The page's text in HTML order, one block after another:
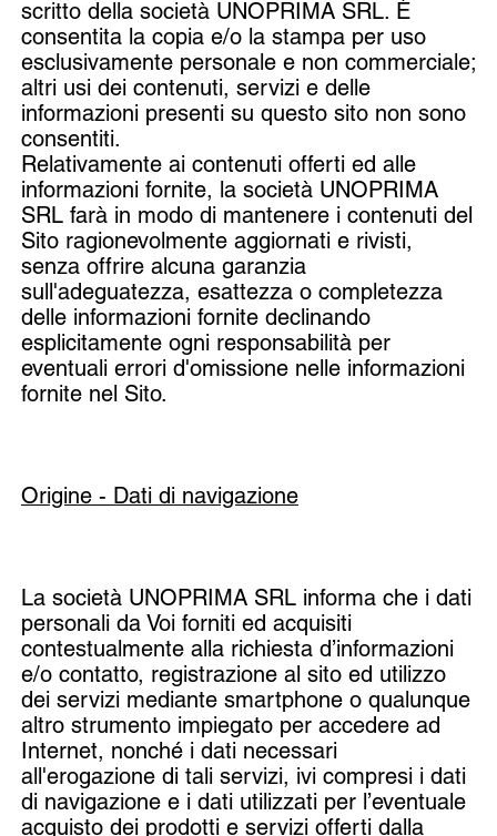
scritto della società UNOPRIMA SRL. È
consentita la copia e/o la stampa per uso
esclusivamente personale e non commerciale;
altri usi dei contenuti, servizi e delle
informazioni presenti su questo sito non sono
consentiti.
Relativamente ai contenuti offerti ed alle
informazioni fornite, la società UNOPRIMA
SRL farà in modo di mantenere i contenuti del
Sito ragionevolmente aggiornati e rivisti,
senza offrire alcuna garanzia
sull'adeguatezza, esattezza o completezza
delle informazioni fornite declinando
esplicitamente ogni responsabilità per
eventuali errori d'omissione nelle informazioni
fornite nel Sito.
Origine - Dati di navigazione
La società UNOPRIMA SRL informa che i dati
personali da Voi forniti ed acquisiti
contestualmente alla richiesta d’informazioni
e/o contatto, registrazione al sito ed utilizzo
dei servizi mediante smartphone o qualunque
altro strumento impiegato per accedere ad
Internet, nonché i dati necessari
all'erogazione di tali servizi, ivi compresi i dati
di navigazione e i dati utilizzati per l’eventuale
acquisto dei prodotti e servizi offerti dalla